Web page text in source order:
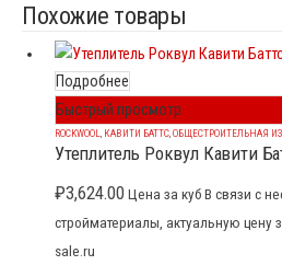
Похожие товары
Подробнее
Быстрый просмотр
ROCKWOOL, КАВИТИ БАТТС,ОБЩЕСТРОИТЕЛЬНАЯ
Утеплитель Роквул Кавити
₽3,624.00 Цена за куб В связи с
стройматериалы, актуальную цену
sale.ru